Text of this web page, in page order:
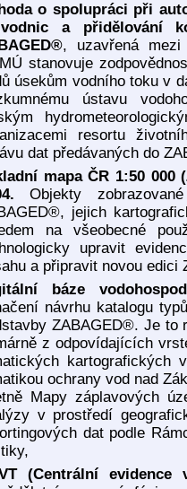
o spolupráci při
a přidělování
, uzavřená mezi
stanovuje
úsekům vodního toku v
ústavu
resortu
dat předávaných do
mapa ČR 1:50 000
Objekty
jejich
na všeobecné
upravit
a připravit novou edici
báze
návrhu katalogu
ZABAGED®. Je to
z odpovídajících
kartografických
ochrany vod nad
Mapy záplavových
v prostředí
dat podle
(Centrální evidence